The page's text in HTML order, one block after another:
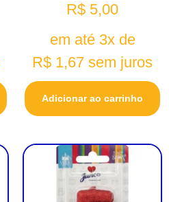
R$ 5,00
em até 3x de
R$ 1,67 sem juros
Adicionar ao carrinho